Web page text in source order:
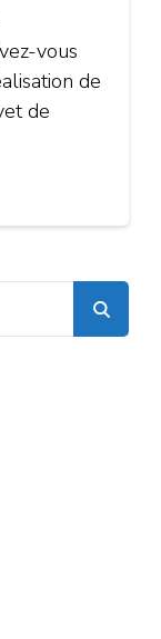
vous
de
de